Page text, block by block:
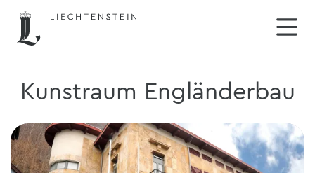
Kunstraum Engländerbau